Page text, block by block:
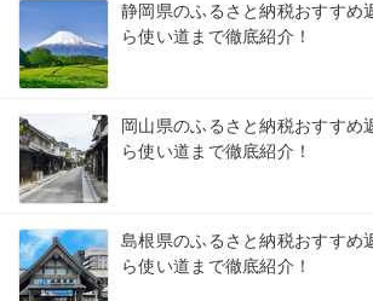
静岡県のふるさと納税おすすめ
ら使い道まで徹底紹介！
岡山県のふるさと納税おすすめ
ら使い道まで徹底紹介！
島根県のふるさと納税おすすめ
ら使い道まで徹底紹介！